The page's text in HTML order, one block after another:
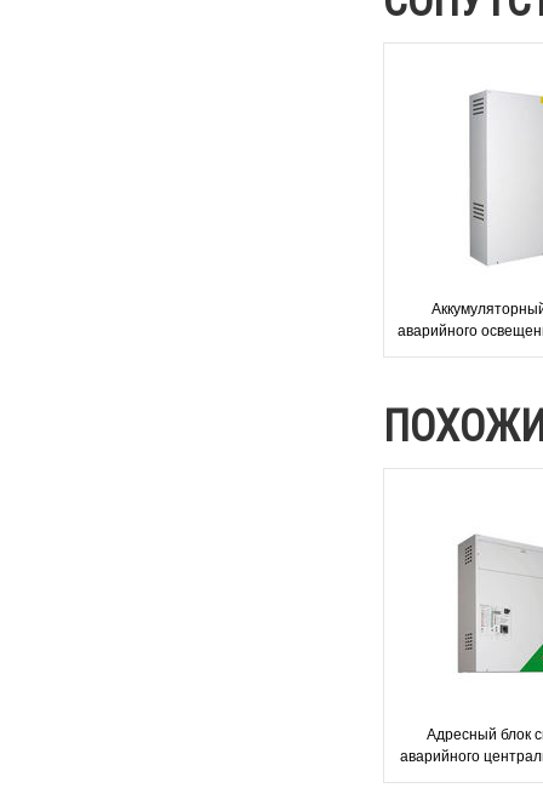
аварийного
Адресный блок
аварийного
освещения TKT66C